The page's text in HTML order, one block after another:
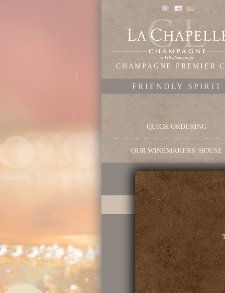
CHAMPAGNE PREMIER
FRIENDLY SPIRIT
QUICK ORDERING
OUR WINEMAKERS' HOUSE
OUR CHAMPAGNES
Our cuvées
EMPREINTE - Winery
PUR Extra Brut
AUDACE Brut
INSTINCT Brut
PARADE Demi-sec
ECRIN Brut Réserve
NUANCE Brut Rosé